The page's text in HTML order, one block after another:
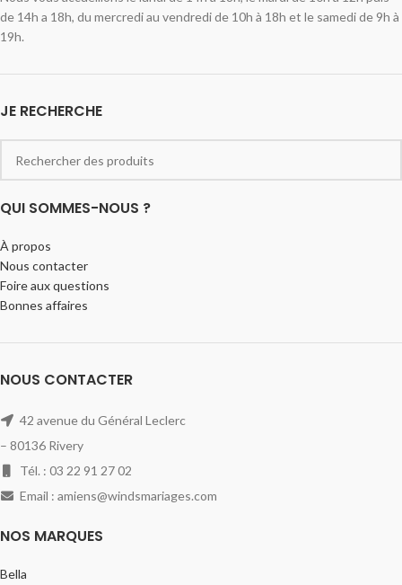
de 14h a 18h, du mercredi au vendredi de 10h à 18h et le samedi de 9h à
19h.
JE RECHERCHE
QUI SOMMES-NOUS ?
À propos
Nous contacter
Foire aux questions
Bonnes affaires
NOUS CONTACTER
42 avenue du Général Leclerc
– 80136 Rivery
Tél. : 03 22 91 27 02
Email : amiens@windsmariages.com
NOS MARQUES
Bella